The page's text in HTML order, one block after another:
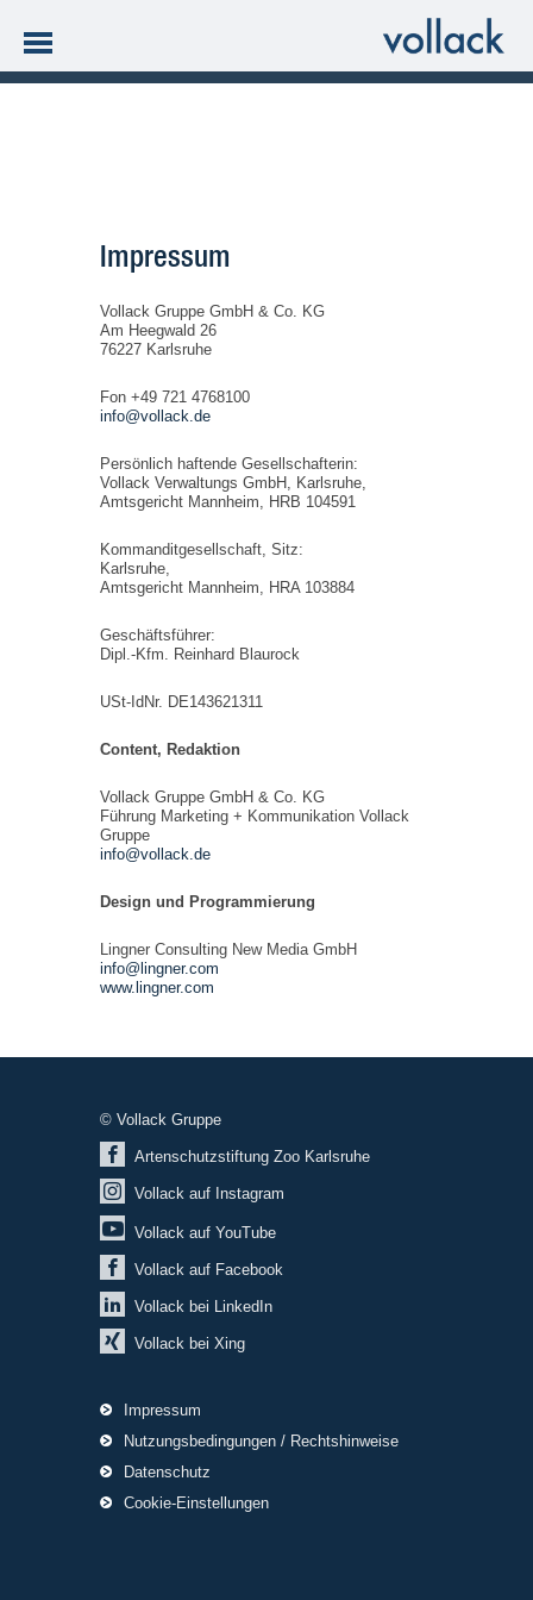
Impressum
Vollack Gruppe GmbH & Co. KG
Am Heegwald 26
76227 Karlsruhe
Fon +49 721 4768100
info@vollack.de
Persönlich haftende Gesellschafterin:
Vollack Verwaltungs GmbH, Karlsruhe,
Amtsgericht Mannheim, HRB 104591
Kommanditgesellschaft, Sitz:
Karlsruhe,
Amtsgericht Mannheim, HRA 103884
Geschäftsführer:
Dipl.-Kfm. Reinhard Blaurock
USt-IdNr. DE143621311
Content, Redaktion
Vollack Gruppe GmbH & Co. KG
Führung Marketing + Kommunikation Vollack
Gruppe
info@vollack.de
Design und Programmierung
Lingner Consulting New Media GmbH
info@lingner.com
www.lingner.com
© Vollack Gruppe
Artenschutzstiftung Zoo Karlsruhe
Vollack auf Instagram
Vollack auf YouTube
Vollack auf Facebook
Vollack bei LinkedIn
Vollack bei Xing
Impressum
Nutzungsbedingungen / Rechtshinweise
Datenschutz
Cookie-Einstellungen